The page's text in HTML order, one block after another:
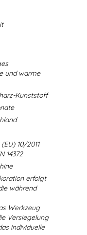
und warme
Kunststoff
10/2011
14372
erfolgt
während
Werkzeug
Versiegelung
individuelle